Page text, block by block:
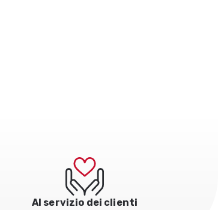
Al servizio dei clienti